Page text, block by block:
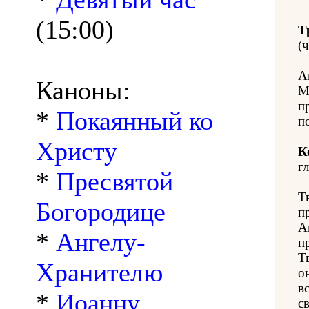
(15:00)
Каноны:
* Покаянный ко
Христу
* Пресвятой
Богородице
* Ангелу-
Хранителю
* Иоанну